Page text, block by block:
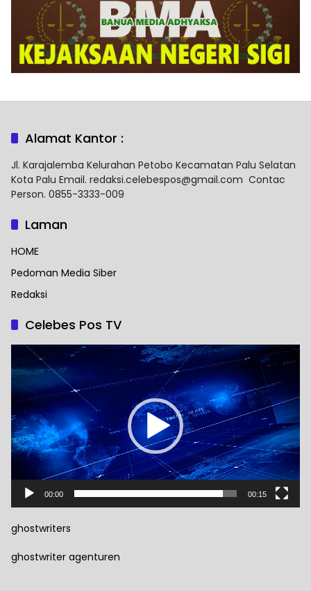
Alamat Kantor :
Jl. Karajalemba Kelurahan Petobo Kecamatan Palu Selatan
Kota Palu Email. redaksi.celebespos@gmail.com Contac
Person. 0855-3333-009
Laman
HOME
Pedoman Media Siber
Redaksi
Celebes Pos TV
Pemutar
Video
00:00 00:15
ghostwriters
ghostwriter agenturen